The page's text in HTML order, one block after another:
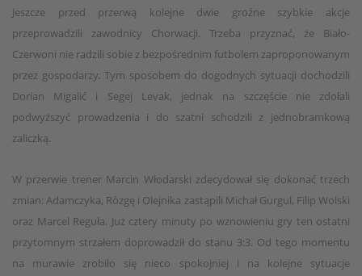
Jeszcze przed przerwą kolejne dwie groźne szybkie akcje
przeprowadzili zawodnicy Chorwacji. Trzeba przyznać, że Biało-
Czerwoni nie radzili sobie z bezpośrednim futbolem zaproponowanym
przez gospodarzy. Tym sposobem do dogodnych sytuacji dochodzili
Dorian Migalić i Segej Levak, jednak na szczęście nie zdołali
podwyższyć prowadzenia i do szatni schodzili z jednobramkową
zaliczką.
W przerwie trener Marcin Włodarski zdecydował się dokonać trzech
zmian: Adamczyka, Rózgę i Olejnika zastąpili Michał Gurgul, Filip Wolski
oraz Marcel Reguła. Już cztery minuty po wznowieniu gry ten ostatni
przytomnym strzałem doprowadził do stanu 3:3. Od tego momentu
na murawie zrobiło się nieco spokojniej i na kolejne sytuacje